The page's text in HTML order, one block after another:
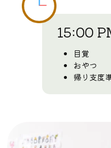
15:00
目覚
おやつ
帰り支度